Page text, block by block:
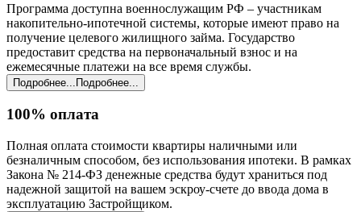
Программа доступна военнослужащим РФ – участникам
накопительно-ипотечной системы, которые имеют право на
получение целевого жилищного займа. Государство
предоставит средства на первоначальный взнос и на
ежемесячные платежи на все время службы.
Подробнее... Подробнее...
100% оплата
Полная оплата стоимости квартиры наличными или
безналичным способом, без использования ипотеки. В рамках
Закона № 214-ФЗ денежные средства будут храниться под
надежной защитой на вашем эскроу-счете до ввода дома в
эксплуатацию Застройщиком.